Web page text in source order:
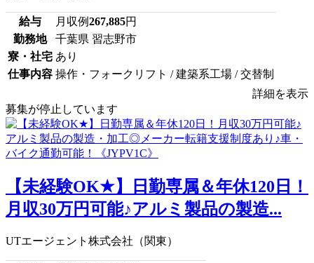
給与 月収例267,885円
勤務地
千葉県 習志野市
寮・社宅 あり
仕事内容 操作・フォークリフト / 建築系工場 / 交替制
詳細を表示
募集が停止しています
【未経験OK★】日勤専属＆年休120日！
月収30万円可能♪アルミ製品の製造...
UTエージェント株式会社（関東）